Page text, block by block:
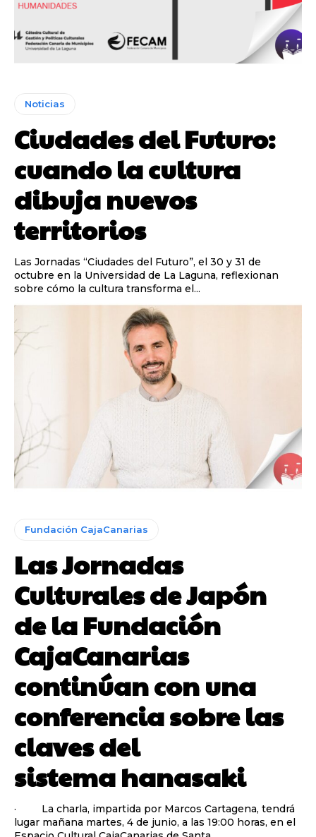
Noticias
Ciudades del Futuro:
cuando la cultura
dibuja nuevos
territorios
Las Jornadas “Ciudades del Futuro”, el 30 y 31 de
octubre en la Universidad de La Laguna, reflexionan
sobre cómo la cultura transforma el...
Fundación CajaCanarias
Las Jornadas
Culturales de Japón
de la Fundación
CajaCanarias
continúan con una
conferencia sobre las
claves del
sistema hanasaki
· La charla, impartida por Marcos Cartagena, tendrá
lugar mañana martes, 4 de junio, a las 19:00 horas, en el